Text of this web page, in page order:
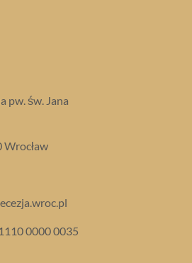
pw. św. Jana
Wrocław
0000 0035